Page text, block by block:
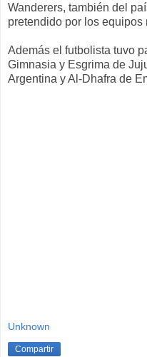
Wanderers, también del
pretendido por los equipos
Además el futbolista tuvo
Gimnasia y Esgrima de
Argentina y Al-Dhafra de
Unknown
Compartir